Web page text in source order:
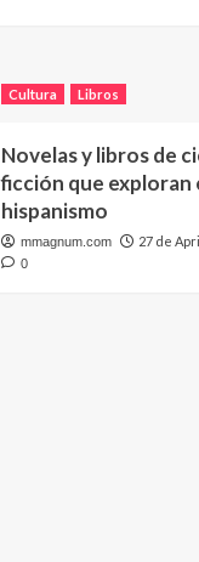
Cultura Libros
Novelas y libros de
ficción que exploran
hispanismo
mmagnum.com 27 de
0